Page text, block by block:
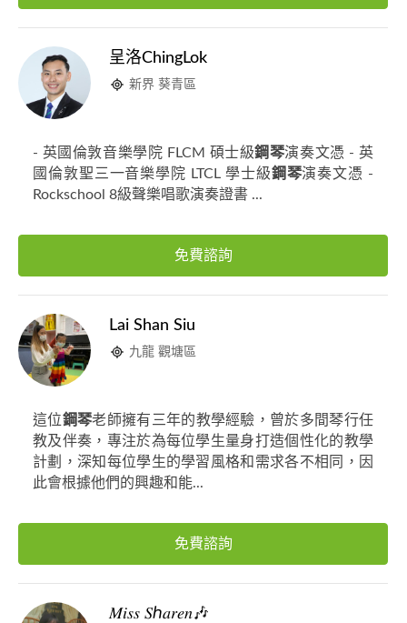
呈洛ChingLok
新界 葵青區
- 英國倫敦音樂學院 FLCM 碩士級鋼琴演奏文憑 - 英
國倫敦聖三一音樂學院 LTCL 學士級鋼琴演奏文憑 -
Rockschool 8級聲樂唱歌演奏證書 ...
免費諮詢
Lai Shan Siu
九龍 觀塘區
這位鋼琴老師擁有三年的教學經驗，曾於多間琴行任
教及伴奏，專注於為每位學生量身打造個性化的教學
計劃，深知每位學生的學習風格和需求各不相同，因
此會根據他們的興趣和能...
免費諮詢
𝑀𝑖𝑠𝑠 𝑆ℎ𝑎𝑟𝑒𝑛🎶